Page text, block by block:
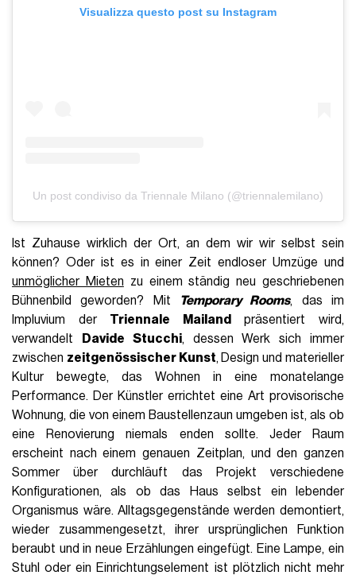
Visualizza questo post su Instagram
Un post condiviso da Triennale Milano (@triennalemilano)
Ist Zuhause wirklich der Ort, an dem wir wir selbst sein
können? Oder ist es in einer Zeit endloser Umzüge und
unmöglicher Mieten zu einem ständig neu geschriebenen
Bühnenbild geworden? Mit
Temporary Rooms, das im
Impluvium der Triennale Mailand
präsentiert wird,
verwandelt
Davide Stucchi, dessen Werk sich immer
zwischen zeitgenössischer Kunst, Design und materieller
Kultur bewegte, das Wohnen in eine monatelange
Performance. Der Künstler errichtet eine Art provisorische
Wohnung, die von einem Baustellenzaun umgeben ist, als ob
eine Renovierung niemals enden sollte. Jeder Raum
erscheint nach einem genauen Zeitplan, und den ganzen
Sommer über durchläuft das Projekt verschiedene
Konfigurationen, als ob das Haus selbst ein lebender
Organismus wäre. Alltagsgegenstände werden demontiert,
wieder zusammengesetzt, ihrer ursprünglichen Funktion
beraubt und in neue Erzählungen eingefügt. Eine Lampe, ein
Stuhl oder ein Einrichtungselement ist plötzlich nicht mehr